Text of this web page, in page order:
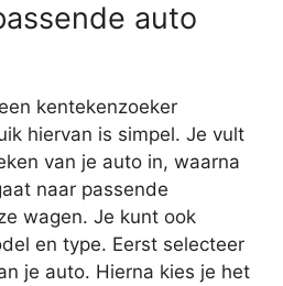
auto
kentekenzoeker
hiervan is simpel. Je vult
van je auto in, waarna
naar passende
wagen. Je kunt ook
en type. Eerst selecteer
je auto. Hierna kies je het